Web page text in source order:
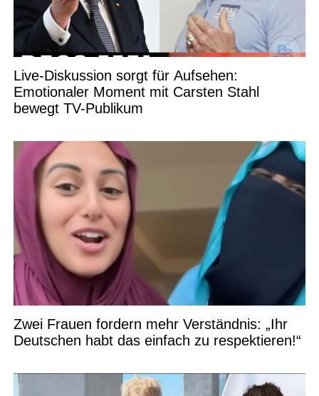
Live-Diskussion sorgt für Aufsehen:
Emotionaler Moment mit Carsten Stahl
bewegt TV-Publikum
Zwei Frauen fordern mehr Verständnis: „Ihr
Deutschen habt das einfach zu respektieren!“